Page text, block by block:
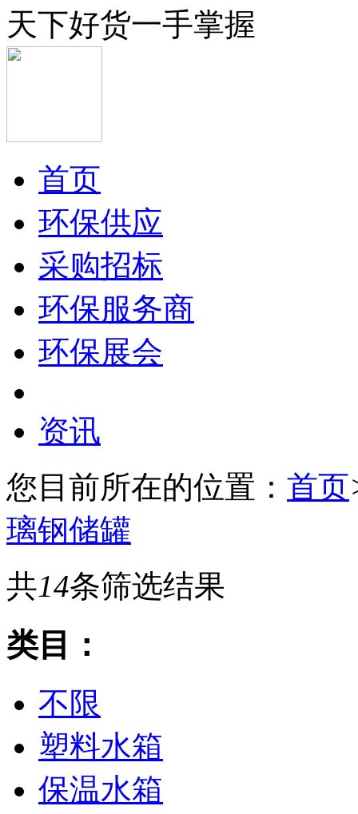
天下好货一手掌握
首页
环保供应
采购招标
环保服务商
环保展会
资讯
您目前所在的位置： 首页
璃钢储罐
共14条筛选结果
类目：
不限
塑料水箱
保温水箱